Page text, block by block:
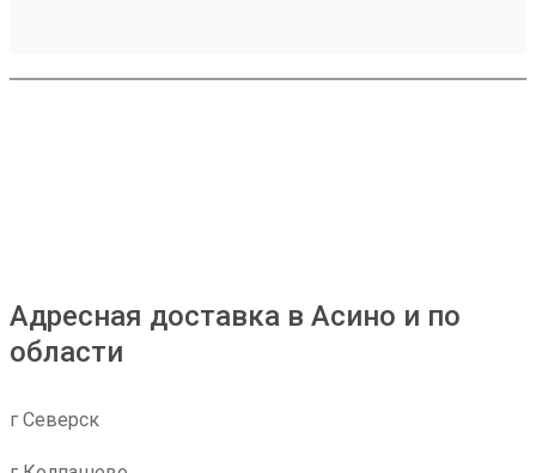
Адресная доставка в Асино и по
области
г Северск